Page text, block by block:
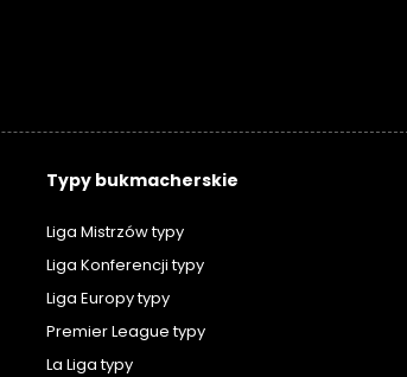
Typy bukmacherskie
Liga Mistrzów typy
Liga Konferencji typy
Liga Europy typy
Premier League typy
La Liga typy